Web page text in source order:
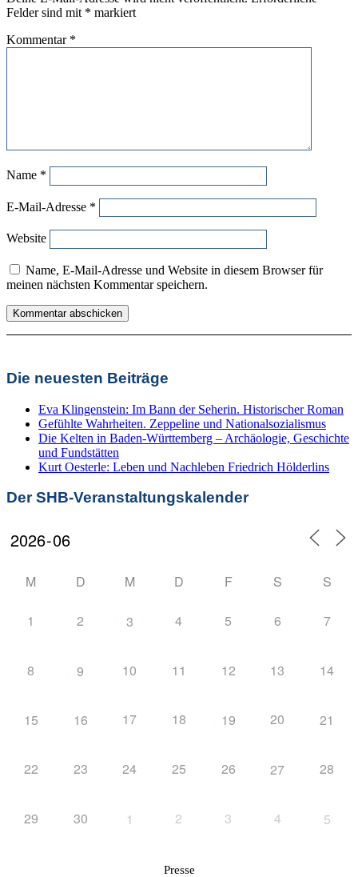
Felder sind mit * markiert
Kommentar *
Name *
E-Mail-Adresse *
Website
Name, E-Mail-Adresse und Website in diesem Browser für
meinen nächsten Kommentar speichern.
Die neuesten Beiträge
Eva Klingenstein: Im Bann der Seherin. Historischer Roman
Gefühlte Wahrheiten. Zeppeline und Nationalsozialismus
Die Kelten in Baden-Württemberg – Archäologie, Geschichte
und Fundstätten
Kurt Oesterle: Leben und Nachleben Friedrich Hölderlins
Der SHB-Veranstaltungskalender
M D M D F S S
1 2 3 4 5 6 7
8 9 10 11 12 13 14
15 16 17 18 19 20 21
22 23 24 25 26 27 28
29 30 1 2 3 4 5
Presse